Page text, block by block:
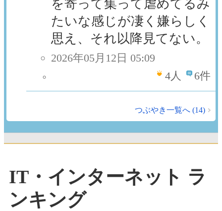
を寄って集って虐めてるみ
たいな感じが凄く嫌らしく
思え、それ以降見てない。
2026年05月12日 05:09
4人 6件
つぶやき一覧へ (14)
IT・インターネット ラ
ンキング